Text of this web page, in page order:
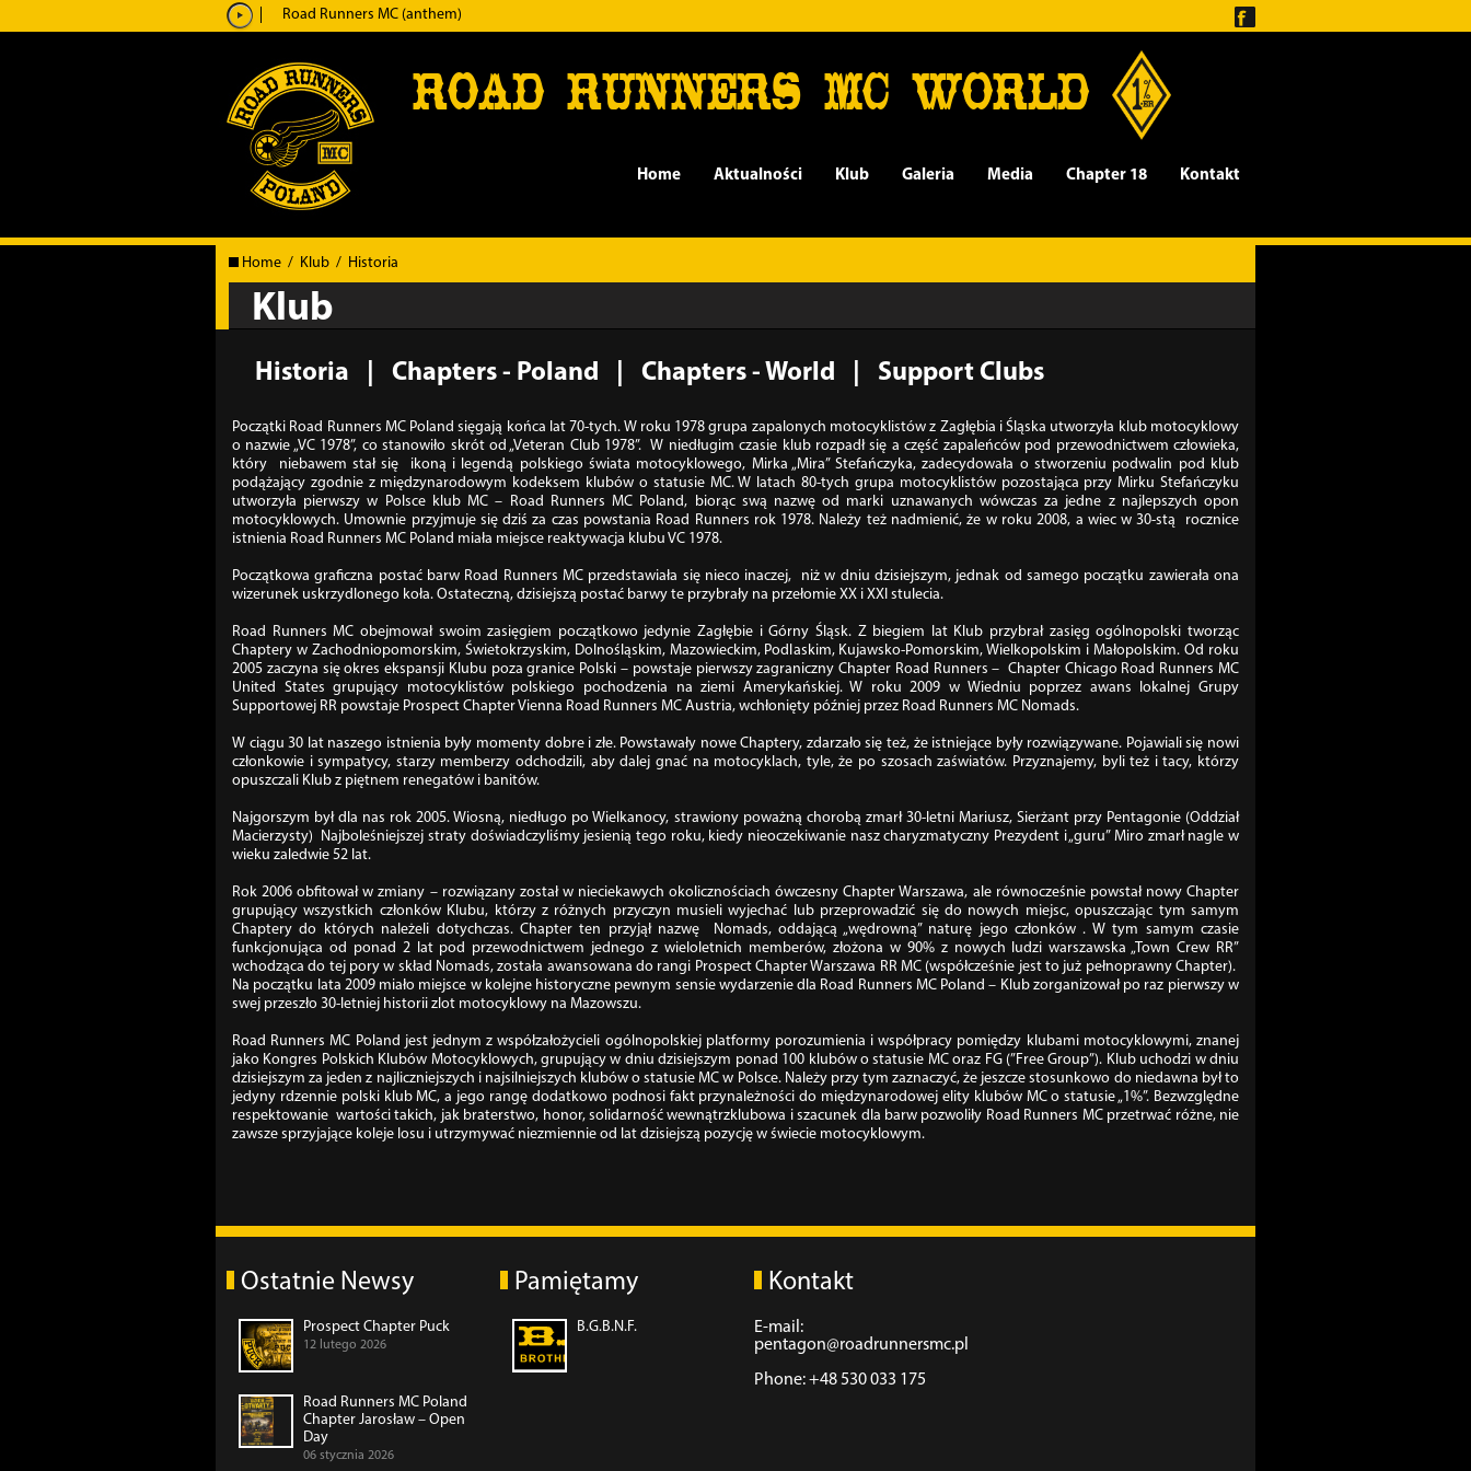
Odtwarzacz
dźwiękowych
Road Runners MC (anthem)
ROAD RUNNERS MC WORLD
Home Aktualności Klub Galeria Media Chapter 18 Kontakt
Home / Klub / Historia
Klub
Historia Chapters - Poland Chapters - World Support Clubs
Początki Road Runners MC Poland sięgają końca lat 70-tych. W roku 1978 grupa zapalonych motocyklistów z Zagłębia i Śląska utworzyła klub motocyklowy
o nazwie „VC 1978”, co stanowiło skrót od „Veteran Club 1978”. W niedługim czasie klub rozpadł się a część zapaleńców pod przewodnictwem człowieka,
który niebawem stał się ikoną i legendą polskiego świata motocyklowego, Mirka „Mira” Stefańczyka, zadecydowała o stworzeniu podwalin pod klub
podążający zgodnie z międzynarodowym kodeksem klubów o statusie MC. W latach 80-tych grupa motocyklistów pozostająca przy Mirku Stefańczyku
utworzyła pierwszy w Polsce klub MC – Road Runners MC Poland, biorąc swą nazwę od marki uznawanych wówczas za jedne z najlepszych opon
motocyklowych. Umownie przyjmuje się dziś za czas powstania Road Runners rok 1978. Należy też nadmienić, że w roku 2008, a wiec w 30-stą rocznice
istnienia Road Runners MC Poland miała miejsce reaktywacja klubu VC 1978.
Początkowa graficzna postać barw Road Runners MC przedstawiała się nieco inaczej, niż w dniu dzisiejszym, jednak od samego początku zawierała ona
wizerunek uskrzydlonego koła. Ostateczną, dzisiejszą postać barwy te przybrały na przełomie XX i XXI stulecia.
Road Runners MC obejmował swoim zasięgiem początkowo jedynie Zagłębie i Górny Śląsk. Z biegiem lat Klub przybrał zasięg ogólnopolski tworząc
Chaptery w Zachodniopomorskim, Świetokrzyskim, Dolnośląskim, Mazowieckim, Podlaskim, Kujawsko-Pomorskim, Wielkopolskim i Małopolskim. Od roku
2005 zaczyna się okres ekspansji Klubu poza granice Polski – powstaje pierwszy zagraniczny Chapter Road Runners – Chapter Chicago Road Runners MC
United States grupujący motocyklistów polskiego pochodzenia na ziemi Amerykańskiej. W roku 2009 w Wiedniu poprzez awans lokalnej Grupy
Supportowej RR powstaje Prospect Chapter Vienna Road Runners MC Austria, wchłonięty później przez Road Runners MC Nomads.
W ciągu 30 lat naszego istnienia były momenty dobre i złe. Powstawały nowe Chaptery, zdarzało się też, że istniejące były rozwiązywane. Pojawiali się nowi
członkowie i sympatycy, starzy memberzy odchodzili, aby dalej gnać na motocyklach, tyle, że po szosach zaświatów. Przyznajemy, byli też i tacy, którzy
opuszczali Klub z piętnem renegatów i banitów.
Najgorszym był dla nas rok 2005. Wiosną, niedługo po Wielkanocy, strawiony poważną chorobą zmarł 30-letni Mariusz, Sierżant przy Pentagonie (Oddział
Macierzysty) Najboleśniejszej straty doświadczyliśmy jesienią tego roku, kiedy nieoczekiwanie nasz charyzmatyczny Prezydent i „guru” Miro zmarł nagle w
wieku zaledwie 52 lat.
Rok 2006 obfitował w zmiany – rozwiązany został w nieciekawych okolicznościach ówczesny Chapter Warszawa, ale równocześnie powstał nowy Chapter
grupujący wszystkich członków Klubu, którzy z różnych przyczyn musieli wyjechać lub przeprowadzić się do nowych miejsc, opuszczając tym samym
Chaptery do których należeli dotychczas. Chapter ten przyjął nazwę Nomads, oddającą „wędrowną” naturę jego członków . W tym samym czasie
funkcjonująca od ponad 2 lat pod przewodnictwem jednego z wieloletnich memberów, złożona w 90% z nowych ludzi warszawska „Town Crew RR”
wchodząca do tej pory w skład Nomads, została awansowana do rangi Prospect Chapter Warszawa RR MC (współcześnie jest to już pełnoprawny Chapter).
Na początku lata 2009 miało miejsce w kolejne historyczne pewnym sensie wydarzenie dla Road Runners MC Poland – Klub zorganizował po raz pierwszy w
swej przeszło 30-letniej historii zlot motocyklowy na Mazowszu.
Road Runners MC Poland jest jednym z współzałożycieli ogólnopolskiej platformy porozumienia i współpracy pomiędzy klubami motocyklowymi, znanej
jako Kongres Polskich Klubów Motocyklowych, grupujący w dniu dzisiejszym ponad 100 klubów o statusie MC oraz FG (”Free Group”). Klub uchodzi w dniu
dzisiejszym za jeden z najliczniejszych i najsilniejszych klubów o statusie MC w Polsce. Należy przy tym zaznaczyć, że jeszcze stosunkowo do niedawna był to
jedyny rdzennie polski klub MC, a jego rangę dodatkowo podnosi fakt przynależności do międzynarodowej elity klubów MC o statusie „1%”. Bezwzględne
respektowanie wartości takich, jak braterstwo, honor, solidarność wewnątrzklubowa i szacunek dla barw pozwoliły Road Runners MC przetrwać różne, nie
zawsze sprzyjające koleje losu i utrzymywać niezmiennie od lat dzisiejszą pozycję w świecie motocyklowym.
Ostatnie Newsy
Prospect Chapter Puck
12 lutego 2026
Road Runners MC Poland
Chapter Jarosław – Open
Day
06 stycznia 2026
Pamiętamy
B.G.B.N.F.
Kontakt
E-mail:
pentagon@roadrunnersmc.pl
Phone: +48 530 033 175